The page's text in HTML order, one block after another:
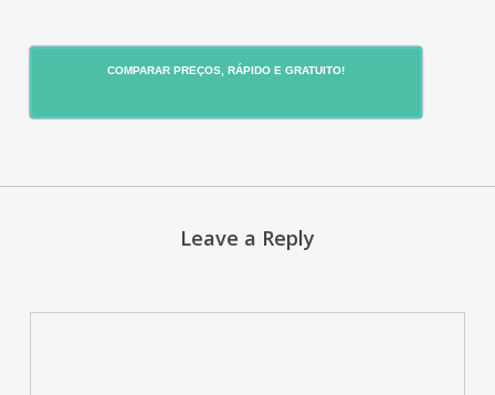
COMPARAR PREÇOS, RÁPIDO E GRATUITO!
Leave a Reply